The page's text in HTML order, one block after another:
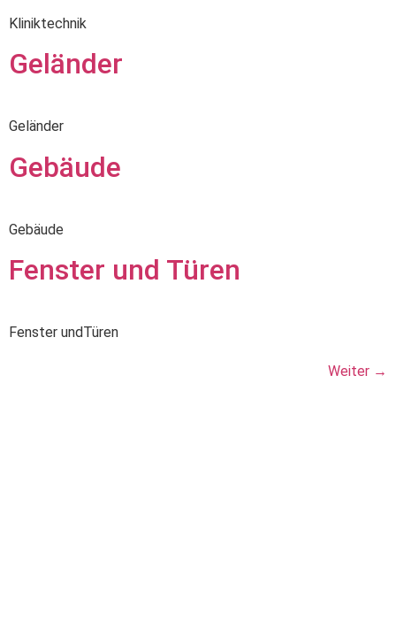
Kliniktechnik
Geländer
Geländer
Gebäude
Gebäude
Fenster und Türen
Fenster undTüren
Weiter →